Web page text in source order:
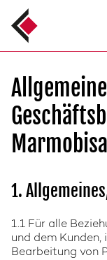
Allgemeine
1.
1.1 Für alle
und dem
Bearbeitung von